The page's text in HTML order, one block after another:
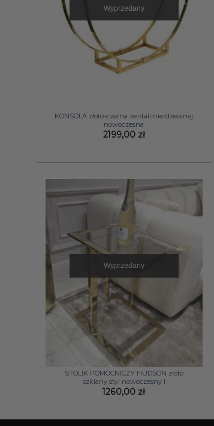
Wyprzedany
KONSOLA złoto-czarna ze stali nierdzewnej
nowoczesna
2199,00 zł
Wyprzedany
STOLIK POMOCNICZY HUDSON złoto
szklany styl nowoczesny I
1260,00 zł